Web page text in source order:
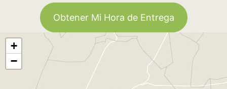
Obtener Mi Hora de Entrega
+
−